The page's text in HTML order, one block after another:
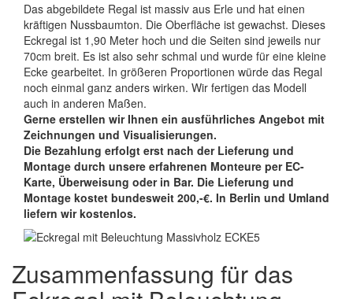
Das abgebildete Regal ist massiv aus Erle und hat einen
kräftigen Nussbaumton. Die Oberfläche ist gewachst. Dieses
Eckregal ist 1,90 Meter hoch und die Seiten sind jeweils nur
70cm breit. Es ist also sehr schmal und wurde für eine kleine
Ecke gearbeitet. In größeren Proportionen würde das Regal
noch einmal ganz anders wirken. Wir fertigen das Modell
auch in anderen Maßen.
Gerne erstellen wir Ihnen ein ausführliches Angebot mit
Zeichnungen und Visualisierungen.
Die Bezahlung erfolgt erst nach der Lieferung und
Montage durch unsere erfahrenen Monteure per EC-
Karte, Überweisung oder in Bar. Die Lieferung und
Montage kostet bundesweit 200,-€. In Berlin und Umland
liefern wir kostenlos.
Zusammenfassung für das